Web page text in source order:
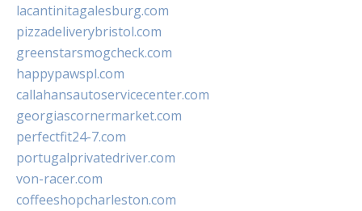
lacantinitagalesburg.com
pizzadeliverybristol.com
greenstarsmogcheck.com
happypawspl.com
callahansautoservicecenter.com
georgiascornermarket.com
perfectfit24-7.com
portugalprivatedriver.com
von-racer.com
coffeeshopcharleston.com